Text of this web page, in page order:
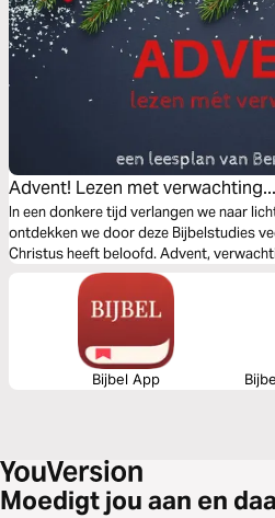
Advent! Lezen met verwachting...
In een donkere tijd verlangen we naar
ontdekken we door deze Bijbelstudies
Christus heeft beloofd.
Bijbel App
Moedigt jou aan en